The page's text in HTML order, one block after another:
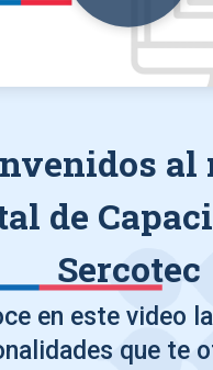
al
de
Sercotec
en este video
que te